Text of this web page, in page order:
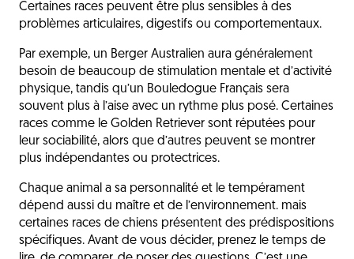
Certaines races peuvent être plus sensibles à des
problèmes articulaires, digestifs ou comportementaux.
Par exemple, un Berger Australien aura généralement
besoin de beaucoup de stimulation mentale et d’activité
physique, tandis qu’un Bouledogue Français sera
souvent plus à l’aise avec un rythme plus posé. Certaines
races comme le Golden Retriever sont réputées pour
leur sociabilité, alors que d’autres peuvent se montrer
plus indépendantes ou protectrices.
Chaque animal a sa personnalité et le tempérament
dépend aussi du maître et de l’environnement. mais
certaines races de chiens présentent des prédispositions
spécifiques. Avant de vous décider, prenez le temps de